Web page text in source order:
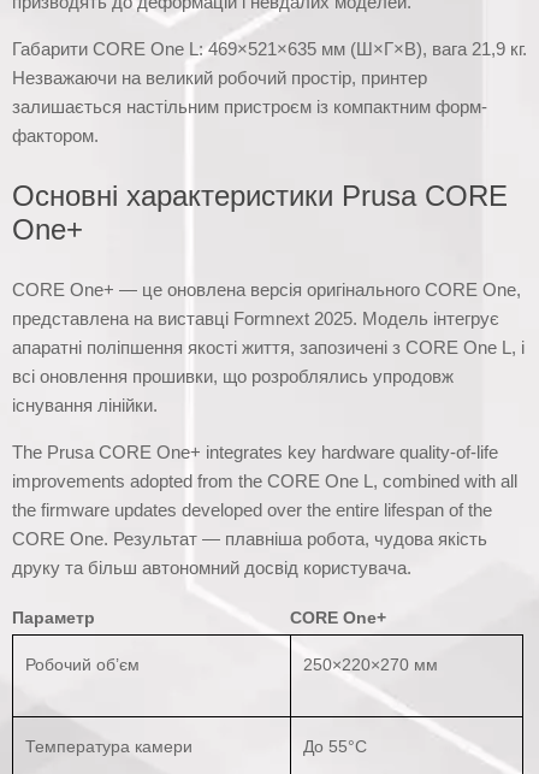
Габарити CORE One L: 469×521×635 мм (Ш×Г×В), вага 21,9 кг.
Незважаючи на великий робочий простір, принтер
залишається настільним пристроєм із компактним форм-
фактором.
Основні характеристики Prusa CORE
One+
CORE One+ — це оновлена версія оригінального CORE One,
представлена на виставці Formnext 2025. Модель інтегрує
апаратні поліпшення якості життя, запозичені з CORE One L, і
всі оновлення прошивки, що розроблялись упродовж
існування лінійки.
The Prusa CORE One+ integrates key hardware quality-of-life
improvements adopted from the CORE One L, combined with all
the firmware updates developed over the entire lifespan of the
CORE One. Результат — плавніша робота, чудова якість
друку та більш автономний досвід користувача.
Параметр CORE One+
Робочий об’єм 250×220×270 мм
Температура камери До 55°C